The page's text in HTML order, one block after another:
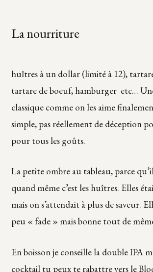
La nourriture
huîtres à un dollar (limité à 12),
tartare de boeuf, hamburger etc…
classique comme on les aime
simple, pas réellement de déception
pour tous les goûts.
La petite ombre au tableau, parce
quand même c’est les huîtres. Elles
mais on s’attendait à plus de saveur.
peu « fade » mais bonne tout de
En boisson je conseille la double IPA
cocktail tu peux te rabattre vers le